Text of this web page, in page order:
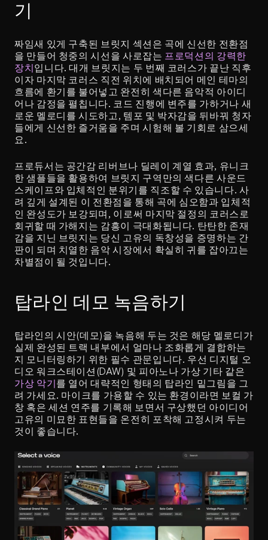
기
짜임새 있게 구축된 브릿지 섹션은 곡에 신선한 전환점
을 만들어 청중의 시선을 사로잡는 프로덕션의 강력한
장치입니다. 대개 브릿지는 두 번째 코러스가 끝난 직후
이자 마지막 코러스 직전 위치에 배치되어 메인 테마의
흐름에 환기를 불어넣고 완전히 색다른 음악적 아이디
어나 감정을 펼칩니다. 코드 진행에 변주를 가하거나 새
로운 멜로디를 시도하고, 템포 및 박자감을 뒤바꿔 청자
들에게 신선한 즐거움을 주며 시험해 볼 기회로 삼으세
요.
프로듀서는 공간감 리버브나 딜레이 계열 효과, 유니크
한 샘플들을 활용하여 브릿지 구역만의 색다른 사운드
스케이프와 입체적인 분위기를 직조할 수 있습니다. 사
려 깊게 설계된 이 전환점을 통해 곡에 심오함과 입체적
인 완성도가 보강되며, 이로써 마지막 절정의 코러스로
회귀할 때 가해지는 감흥이 극대화됩니다. 탄탄한 존재
감을 지닌 브릿지는 당신 고유의 독창성을 증명하는 간
판이 되며 치열한 음악 시장에서 확실히 귀를 잡아끄는
차별점이 될 것입니다.
탑라인 데모 녹음하기
탑라인의 시안(데모)을 녹음해 두는 것은 해당 멜로디가
실제 완성된 트랙 내부에서 얼마나 조화롭게 결합하는
지 모니터링하기 위한 필수 관문입니다. 우선 디지털 오
가상 악기를 열어 대략적인 형태의 탑라인 밑그림을 그
려 가세요. 마이크를 가용할 수 있는 환경이라면 보컬 가
창 혹은 세션 연주를 기록해 보면서 구상했던 아이디어
고유의 미묘한 표현들을 온전히 포착해 고정시켜 두는
것이 좋습니다.